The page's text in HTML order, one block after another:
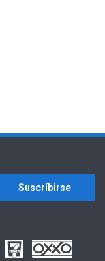
Suscríbirse